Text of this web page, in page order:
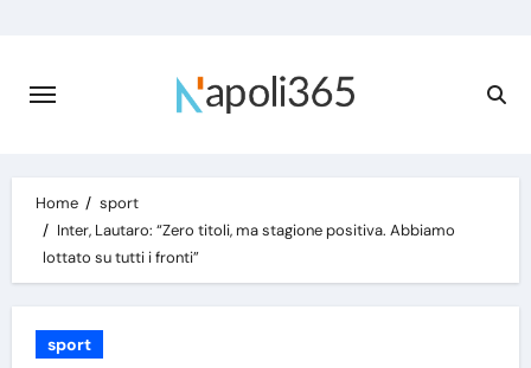
content
Home
sport
Inter, Lautaro: “Zero titoli, ma stagione positiva. Abbiamo
lottato su tutti i fronti”
sport